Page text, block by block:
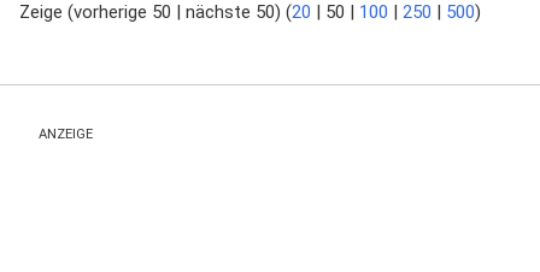
Zeige (vorherige 50 | nächste 50) (20 | 50 | 100 | 250 | 500)
ANZEIGE